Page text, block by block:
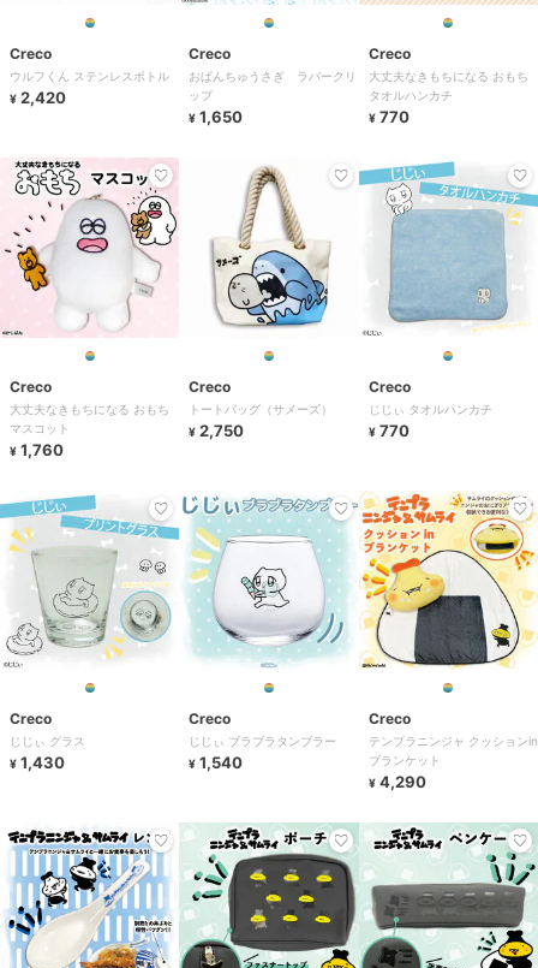
Creco
ウルフくん ステンレスボトル
¥ 2,420
Creco
おぱんちゅうさぎ ラバークリ
ップ
¥ 1,650
Creco
大丈夫なきもちになる おもち
タオルハンカチ
¥ 770
Creco
大丈夫なきもちになる おもち
マスコット
¥ 1,760
Creco
トートバッグ（サメーズ）
¥ 2,750
Creco
じじぃ タオルハンカチ
¥ 770
Creco
じじぃ グラス
¥ 1,430
Creco
じじぃ ブラブラタンブラー
¥ 1,540
Creco
テンプラニンジャ クッションin
ブランケット
¥ 4,290